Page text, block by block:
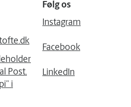
Post.
i
Følg os
Instagram
Facebook
LinkedIn